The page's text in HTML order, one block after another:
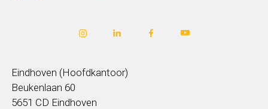
Eindhoven (Hoofdkantoor)
Beukenlaan 60
5651 CD Eindhoven